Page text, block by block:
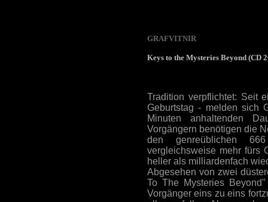
GRAFVITNIR
Keys to the Mysteries Beyond (CD
Tradition verpflichtet: Seit
Geburtstag - melden sich
Minuten anhaltenden
Vorgängern benötigen die
den genreüblichen
vergleichsweise mehr fürs
heller als milliardenfach
Abgesehen von zwei
To The Mysteries
Vorgänger eins zu eins